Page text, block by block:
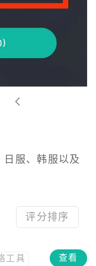
服、韩服以及
评分排序
工具
查看